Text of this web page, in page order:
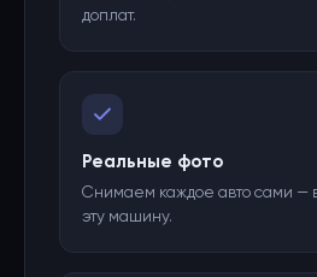
доплат.
Реальные фото
Снимаем каждое авто сами —
эту машину.